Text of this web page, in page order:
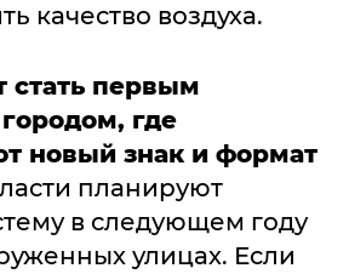
качество воздуха.
стать первым
где
новый знак и формат
планируют
в следующем году
улицах. Если